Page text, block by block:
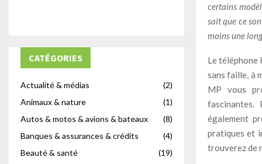
certains
sait que ce
moins une
Le téléphone
sans faille, à
MP vous
fascinantes.
également
pratiques et
trouverez de
CATÉGORIES
Actualité & médias
(2)
Animaux & nature
(1)
Autos & motos & avions & bateaux
(8)
Banques & assurances & crédits
(4)
Beauté & santé
(19)